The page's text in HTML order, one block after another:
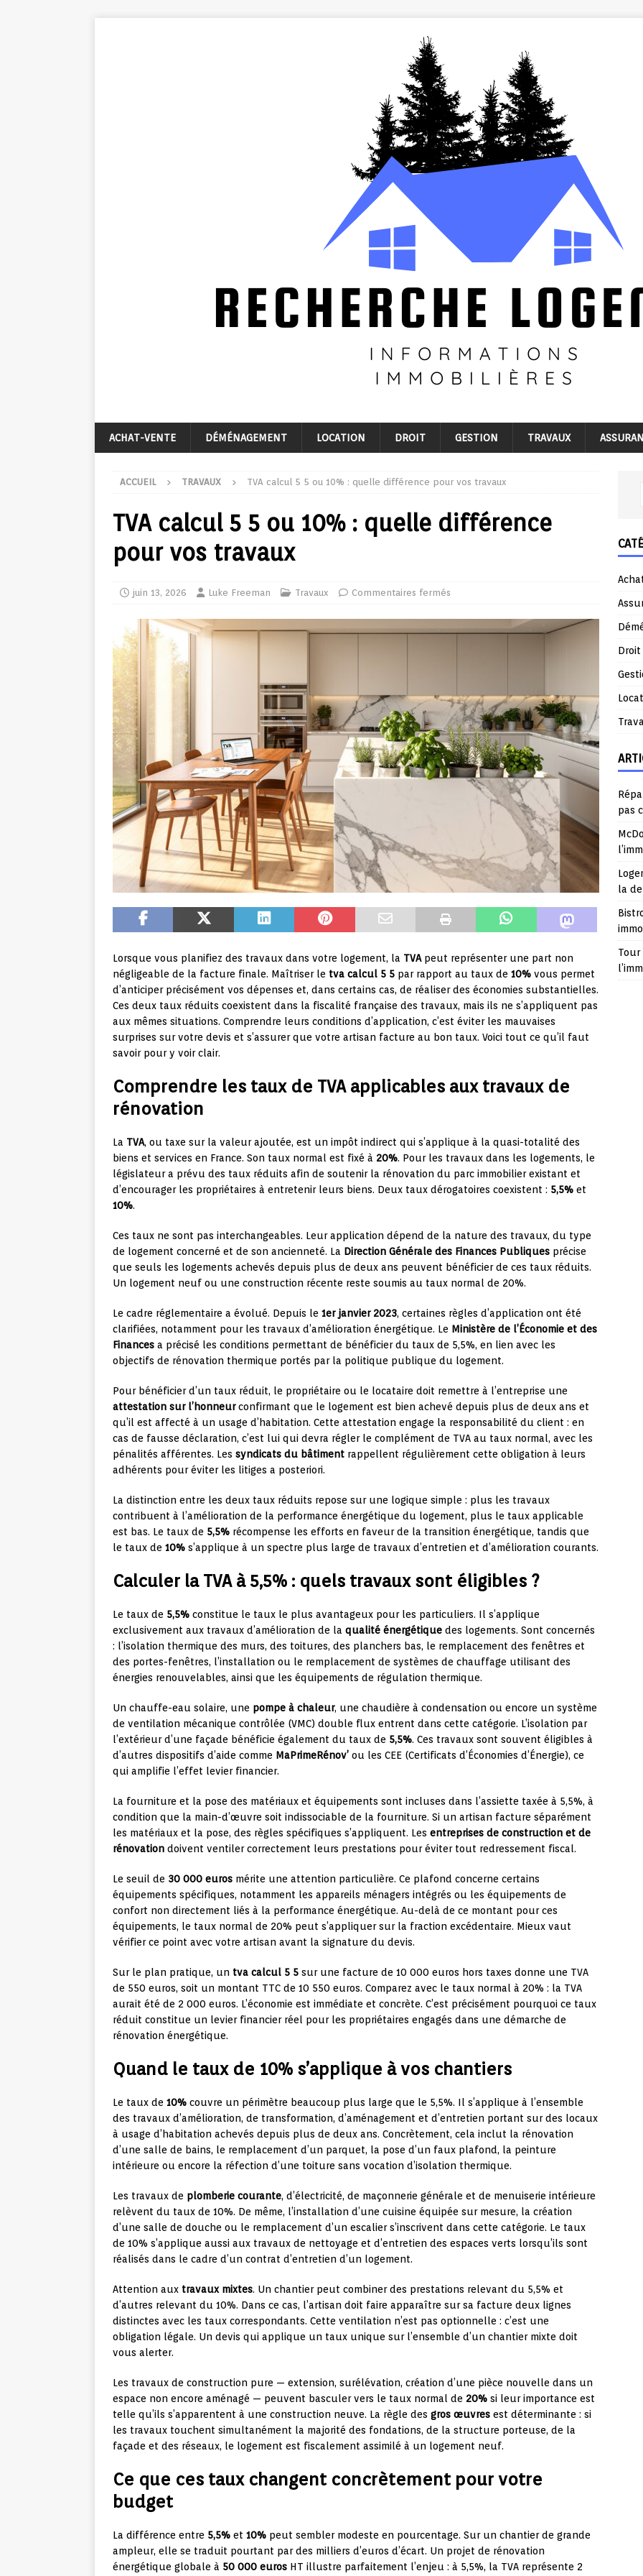
ACHAT-VENTE DÉMÉNAGEMENT LOCATION DROIT GESTION TRAVAUX
ACCUEIL TRAVAUX TVA calcul 5 5 ou 10% : quelle différence pour vos travaux
TVA calcul 5 5 ou 10% : quelle différence
pour vos travaux
juin 13, 2026 Luke Freeman Travaux Commentaires fermés
Lorsque vous planifiez des travaux dans votre logement, la TVApeut représenter une part non
négligeable de la facture finale. Maîtriser le tva calcul 5 5 par rapport au taux de 10% vous permet
d’anticiper précisément vos dépenses et, dans certains cas, de réaliser des économies substantielles.
Ces deux taux réduits coexistent dans la fiscalité française des travaux, mais ils ne s’appliquent pas
aux mêmes situations. Comprendre leurs conditions d’application, c’est éviter les mauvaises
surprises sur votre devis et s’assurer que votre artisan facture au bon taux. Voici tout ce qu’il faut
savoir pour y voir clair.
Comprendre les taux de TVA applicables aux travaux de
rénovation
La TVA, ou taxe sur la valeur ajoutée, est un impôt indirect qui s’applique à la quasi-totalité des
biens et services en France. Son taux normal est fixé à 20%. Pour les travaux dans les logements, le
législateur a prévu des taux réduits afin de soutenir la rénovation du parc immobilier existant et
d’encourager les propriétaires à entretenir leurs biens. Deux taux dérogatoires coexistent : 5,5% et
10%.
Ces taux ne sont pas interchangeables. Leur application dépend de la nature des travaux, du type
de logement concerné et de son ancienneté. La Direction Générale des Finances Publiques précise
que seuls les logements achevés depuis plus de deux ans peuvent bénéficier de ces taux réduits.
Un logement neuf ou une construction récente reste soumis au taux normal de 20%.
Le cadre réglementaire a évolué. Depuis le 1er janvier 2023, certaines règles d’application ont été
clarifiées, notamment pour les travaux d’amélioration énergétique. Le Ministère de l’Économie et des
Finances a précisé les conditions permettant de bénéficier du taux de 5,5%, en lien avec les
objectifs de rénovation thermique portés par la politique publique du logement.
Pour bénéficier d’un taux réduit, le propriétaire ou le locataire doit remettre à l’entreprise une
attestation sur l’honneurconfirmant que le logement est bien achevé depuis plus de deux ans et
qu’il est affecté à un usage d’habitation. Cette attestation engage la responsabilité du client : en
cas de fausse déclaration, c’est lui qui devra régler le complément de TVA au taux normal, avec les
pénalités afférentes. Les syndicats du bâtiment rappellent régulièrement cette obligation à leurs
adhérents pour éviter les litiges a posteriori.
La distinction entre les deux taux réduits repose sur une logique simple : plus les travaux
contribuent à l’amélioration de la performance énergétique du logement, plus le taux applicable
est bas. Le taux de 5,5% récompense les efforts en faveur de la transition énergétique, tandis que
le taux de 10% s’applique à un spectre plus large de travaux d’entretien et d’amélioration courants.
Calculer la TVA à 5,5% : quels travaux sont éligibles ?
Le taux de 5,5% constitue le taux le plus avantageux pour les particuliers. Il s’applique
exclusivement aux travaux d’amélioration de la qualité énergétique des logements. Sont concernés
: l’isolation thermique des murs, des toitures, des planchers bas, le remplacement des fenêtres et
des portes-fenêtres, l’installation ou le remplacement de systèmes de chauffage utilisant des
énergies renouvelables, ainsi que les équipements de régulation thermique.
Un chauffe-eau solaire, une pompe à chaleur, une chaudière à condensation ou encore un système
de ventilation mécanique contrôlée (VMC) double flux entrent dans cette catégorie. L’isolation par
l’extérieur d’une façade bénéficie également du taux de 5,5%. Ces travaux sont souvent éligibles à
d’autres dispositifs d’aide comme MaPrimeRénov’ ou les CEE (Certificats d’Économies d’Énergie), ce
qui amplifie l’effet levier financier.
La fourniture et la pose des matériaux et équipements sont incluses dans l’assiette taxée à 5,5%, à
condition que la main-d’œuvre soit indissociable de la fourniture. Si un artisan facture séparément
les matériaux et la pose, des règles spécifiques s’appliquent. Les entreprises de construction et de
rénovation doivent ventiler correctement leurs prestations pour éviter tout redressement fiscal.
Le seuil de 30 000 euros mérite une attention particulière. Ce plafond concerne certains
équipements spécifiques, notamment les appareils ménagers intégrés ou les équipements de
confort non directement liés à la performance énergétique. Au-delà de ce montant pour ces
équipements, le taux normal de 20% peut s’appliquer sur la fraction excédentaire. Mieux vaut
vérifier ce point avec votre artisan avant la signature du devis.
Sur le plan pratique, un tva calcul 5 5 sur une facture de 10 000 euros hors taxes donne une TVA
de 550 euros, soit un montant TTC de 10 550 euros. Comparez avec le taux normal à 20% : la TVA
aurait été de 2 000 euros. L’économie est immédiate et concrète. C’est précisément pourquoi ce taux
réduit constitue un levier financier réel pour les propriétaires engagés dans une démarche de
rénovation énergétique.
Quand le taux de 10% s’applique à vos chantiers
Le taux de 10% couvre un périmètre beaucoup plus large que le 5,5%. Il s’applique à l’ensemble
des travaux d’amélioration, de transformation, d’aménagement et d’entretien portant sur des locaux
à usage d’habitation achevés depuis plus de deux ans. Concrètement, cela inclut la rénovation
d’une salle de bains, le remplacement d’un parquet, la pose d’un faux plafond, la peinture
intérieure ou encore la réfection d’une toiture sans vocation d’isolation thermique.
Les travaux de plomberie courante, d’électricité, de maçonnerie générale et de menuiserie intérieure
relèvent du taux de 10%. De même, l’installation d’une cuisine équipée sur mesure, la création
d’une salle de douche ou le remplacement d’un escalier s’inscrivent dans cette catégorie. Le taux
de 10% s’applique aussi aux travaux de nettoyage et d’entretien des espaces verts lorsqu’ils sont
réalisés dans le cadre d’un contrat d’entretien d’un logement.
Attention aux travaux mixtes. Un chantier peut combiner des prestations relevant du 5,5% et
d’autres relevant du 10%. Dans ce cas, l’artisan doit faire apparaître sur sa facture deux lignes
distinctes avec les taux correspondants. Cette ventilation n’est pas optionnelle : c’est une
obligation légale. Un devis qui applique un taux unique sur l’ensemble d’un chantier mixte doit
vous alerter.
Les travaux de construction pure — extension, surélévation, création d’une pièce nouvelle dans un
espace non encore aménagé — peuvent basculer vers le taux normal de 20% si leur importance est
telle qu’ils s’apparentent à une construction neuve. La règle des gros œuvres est déterminante : si
les travaux touchent simultanément la majorité des fondations, de la structure porteuse, de la
façade et des réseaux, le logement est fiscalement assimilé à un logement neuf.
Ce que ces taux changent concrètement pour votre
budget
La différence entre 5,5% et 10% peut sembler modeste en pourcentage. Sur un chantier de grande
ampleur, elle se traduit pourtant par des milliers d’euros d’écart. Un projet de rénovation
énergétique globale à 50 000 euros HT illustre parfaitement l’enjeu : à 5,5%, la TVA représente 2
Droit
pas
la
Tour